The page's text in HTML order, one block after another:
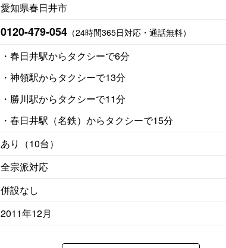
愛知県春日井市
0120-479-054 （24時間365日対応・通話無料）
・春日井駅からタクシーで6分
・神領駅からタクシーで13分
・勝川駅からタクシーで11分
・春日井駅（名鉄）からタクシーで15分
あり（10台）
全宗派対応
併設なし
2011年12月